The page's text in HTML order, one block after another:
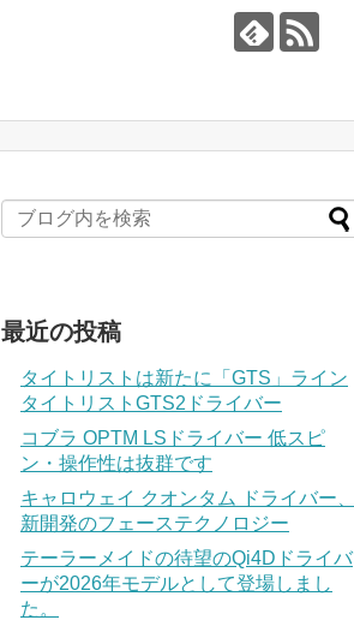
最近の投稿
タイトリストは新たに「GTS」ライン
タイトリストGTS2ドライバー
コブラ OPTM LSドライバー 低スピ
ン・操作性は抜群です
キャロウェイ クオンタム ドライバー、
新開発のフェーステクノロジー
テーラーメイドの待望のQi4Dドライバ
ーが2026年モデルとして登場しまし
た。